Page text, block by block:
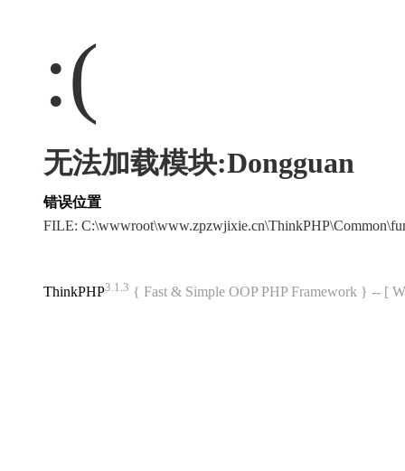
:(
无法加载模块:Dongguan
错误位置
FILE:
ThinkPHP3.1.3 { Fast & Simple OOP PHP Framework } -- [